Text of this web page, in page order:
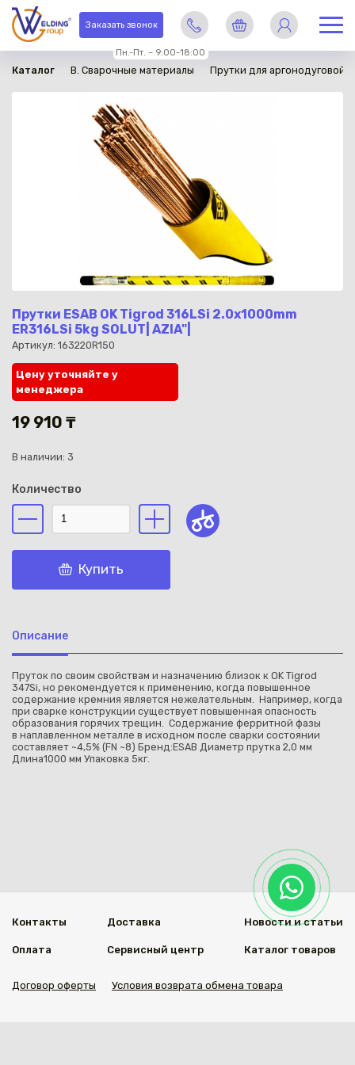
Заказать звонок
Пн.-Пт. – 9:00-18:00
Каталог B. Сварочные материалы Прутки для аргонодуговой
Прутки ESAB OK Tigrod 316LSi 2.0x1000mm
ER316LSi 5kg SOLUT| AZIA"|
Артикул: 163220R150
в наличии
Цену уточняйте у
менеджера
19 910 ₸
В наличии: 3
Количество
Купить
Описание
Пруток по своим свойствам и назначению близок к OK Tigrod
347Si, но рекомендуется к применению, когда повышенное
содержание кремния является нежелательным. Например, когда
при сварке конструкции существует повышенная опасность
образования горячих трещин. Содержание ферритной фазы
в наплавленном металле в исходном после сварки состоянии
составляет ~4,5% (FN ~8) Бренд:ESAB Диаметр прутка 2,0 мм
Длина1000 мм Упаковка 5кг.
Контакты
Оплата
Доставка
Сервисный центр
Новости и статьи
Каталог товаров
Договор оферты Условия возврата обмена товара